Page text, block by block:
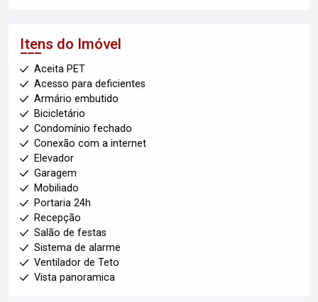
Itens do Imóvel
Aceita PET
Acesso para deficientes
Armário embutido
Bicicletário
Condomínio fechado
Conexão com a internet
Elevador
Garagem
Mobiliado
Portaria 24h
Recepção
Salão de festas
Sistema de alarme
Ventilador de Teto
Vista panoramica